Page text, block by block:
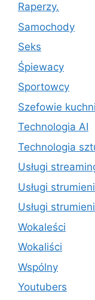
Raperzy.
Samochody
Seks
Śpiewacy
Sportowcy
Szefowie kuchni
Technologia AI
Technologia
Usługi
Usługi
Usługi
Wokaleści
Wokaliści
Wspólny
Youtubers